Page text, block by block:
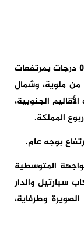
وستتراوح درجات الحرارة الدنيا، ما بين 01 و08 درجات بمرتفعات
14 و21 درجة بكل من ملوية، وشمال
الجنوبية،
بوجه عام.
المتوسطية
سبارتيل والدار
وطرفاية،